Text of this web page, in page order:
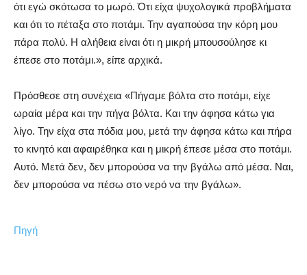
ότι εγώ σκότωσα το μωρό. Ότι είχα ψυχολογικά προβλήματα
και ότι το πέταξα στο ποτάμι. Την αγαπούσα την κόρη μου
πάρα πολύ. Η αλήθεια είναι ότι η μικρή μπουσούλησε κι
έπεσε στο ποτάμι.», είπε αρχικά.
Πρόσθεσε στη συνέχεια «Πήγαμε βόλτα στο ποτάμι, είχε
ωραία μέρα και την πήγα βόλτα. Και την άφησα κάτω για
λίγο. Την είχα στα πόδια μου, μετά την άφησα κάτω και πήρα
το κινητό και αφαιρέθηκα και η μικρή έπεσε μέσα στο ποτάμι.
Αυτό. Μετά δεν, δεν μπορούσα να την βγάλω από μέσα. Ναι,
δεν μπορούσα να πέσω στο νερό να την βγάλω».
Πηγή